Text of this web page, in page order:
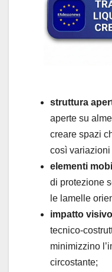
struttura
aperte su
creare spazi
così
elementi
di protezione
le lamelle
impatto visivo
tecnico-
minimizzino
circostante;